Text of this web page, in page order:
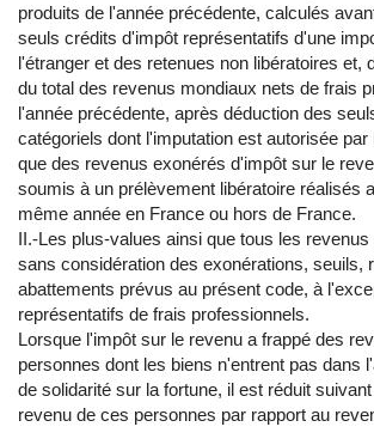
produits de l'année précédente, calculés
seuls crédits d'impôt représentatifs d'une
l'étranger et des retenues non libératoires et,
du total des revenus mondiaux nets de frais
l'année précédente, après déduction des
catégoriels dont l'imputation est autorisée par
que des revenus exonérés d'impôt sur le
soumis à un prélèvement libératoire réalisés
même année en France ou hors de France.
II.-Les plus-values ainsi que tous les
sans considération des exonérations, seuils,
abattements prévus au présent code, à
représentatifs de frais professionnels.
Lorsque l'impôt sur le revenu a frappé des
personnes dont les biens n'entrent pas dans
de solidarité sur la fortune, il est réduit
revenu de ces personnes par rapport au